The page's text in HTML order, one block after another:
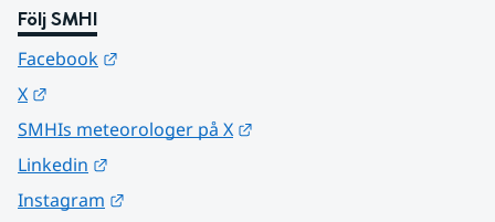
Följ SMHI
Facebook
X
SMHIs meteorologer på X
Linkedin
Instagram